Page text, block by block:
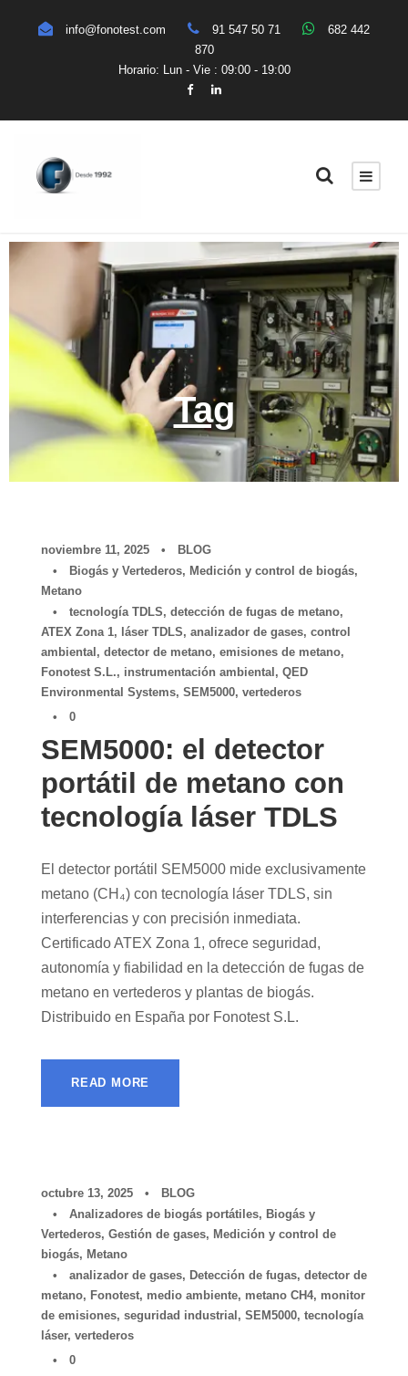
info@fonotest.com 91 547 50 71
682 442
870
Horario: Lun - Vie : 09:00 - 19:00
Tag
noviembre 11, 2025 •
BLOG
•
Biogás y Vertederos, Medición y control de biogás,
Metano
•
tecnología TDLS, detección de fugas de metano,
ATEX Zona 1, láser TDLS, analizador de gases, control
ambiental , detector de metano, emisiones de metano,
Fonotest S.L., instrumentación ambiental , QED
Environmental Systems, SEM5000, vertederos
•
0
SEM5000: el detector
portátil de metano con
tecnología láser TDLS
El detector portátil SEM5000 mide exclusivamente
metano (CH₄) con tecnología láser TDLS, sin
interferencias y con precisión inmediata.
Certificado ATEX Zona 1, ofrece seguridad,
autonomía y fiabilidad en la detección de fugas de
metano en vertederos y plantas de biogás.
Distribuido en España por Fonotest S.L.
READ MORE
octubre 13, 2025 •
BLOG
•
Analizadores de biogás portátiles, Biogás y
Vertederos, Gestión de gases, Medición y control de
biogás, Metano
•
analizador de gases, Detección de fugas, detector de
metano, Fonotest, medio ambiente, metano CH4, monitor
de emisiones, seguridad industrial , SEM5000, tecnología
láser, vertederos
•
0